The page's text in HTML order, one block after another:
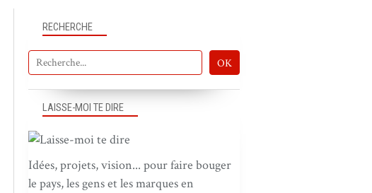
RECHERCHE
LAISSE-MOI TE DIRE
Idées, projets, vision... pour faire bouger
le pays, les gens et les marques en